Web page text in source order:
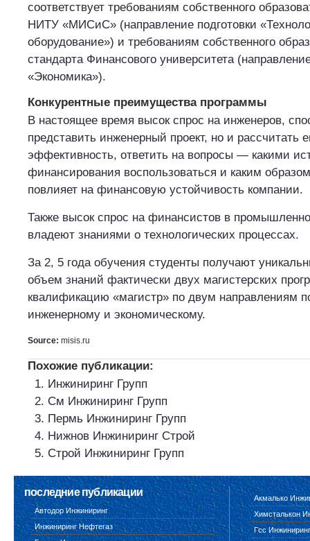
соответствует требованиям собственного
НИТУ «МИСиС» (направление подготовки
оборудование») и требованиям собственного
стандарта Финансового университета
«Экономика»).
Конкурентные преимущества программы
В настоящее время высок спрос на инженеров,
представить инженерный проект, но и рассчитать
эффективность, ответить на вопросы — какими
финансирования воспользоваться и каким образом
повлияет на финансовую устойчивость компании.
Также высок спрос на финансистов в
владеют знаниями о технологических процессах.
За 2, 5 года обучения студенты получают
объем знаний фактически двух магистерских
квалификацию «магистр» по двум направлениям
инженерному и экономическому.
Source: misis.ru
Похожие публикации:
Инжиниринг Групп
См Инжиниринг Групп
Пермь Инжиниринг Групп
Нижнов Инжиниринг Строй
Строй Инжиниринг Групп
последние публикации
Автодор Инжиниринг
Инжиниринг Нефтегаз
Акмалько
Химсталькон
Гсс Инжиниринг